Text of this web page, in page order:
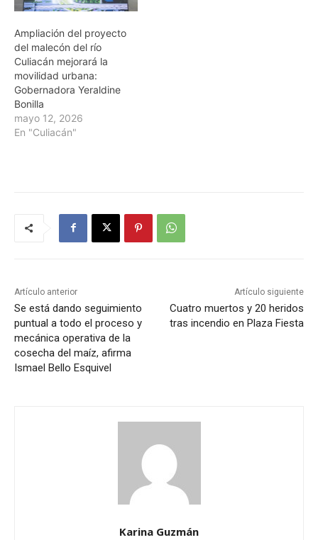
Ampliación del proyecto
del malecón del río
Culiacán mejorará la
movilidad urbana:
Gobernadora Yeraldine
Bonilla
mayo 12, 2026
En "Culiacán"
Artículo anterior
Se está dando seguimiento
puntual a todo el proceso y
mecánica operativa de la
cosecha del maíz, afirma
Ismael Bello Esquivel
Artículo siguiente
Cuatro muertos y 20 heridos
tras incendio en Plaza Fiesta
Karina Guzmán